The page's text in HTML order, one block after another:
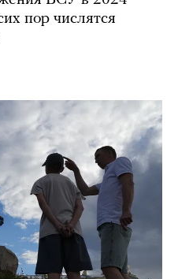
пор числятся